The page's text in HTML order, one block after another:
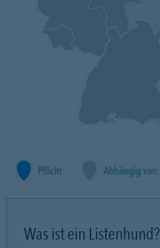
Was ist ein Listenhund?